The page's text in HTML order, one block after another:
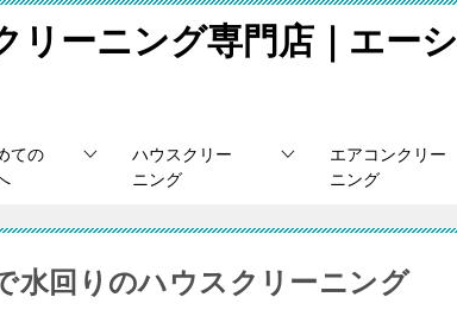
リーニング専門店｜エーシ
ての
ハウスクリー
ニング
エアコンクリー
ニング
水回りのハウスクリーニング